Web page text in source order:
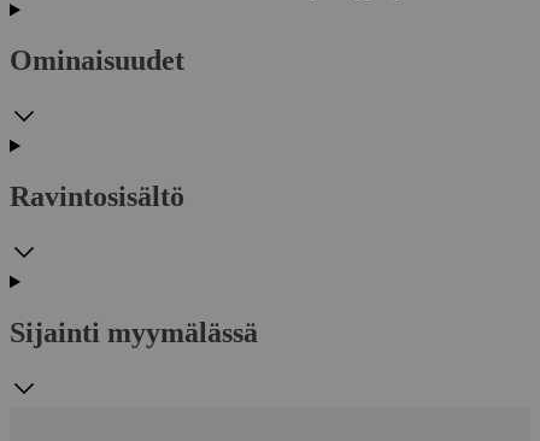
Ominaisuudet
Ravintosisältö
Sijainti myymälässä